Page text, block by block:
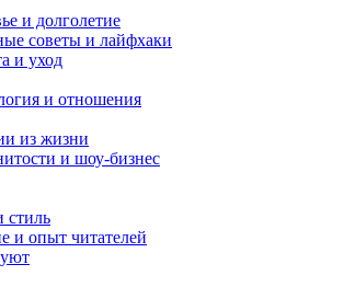
и долголетие
советы и лайфхаки
и уход
и отношения
из жизни
и шоу-бизнес
стиль
и опыт читателей